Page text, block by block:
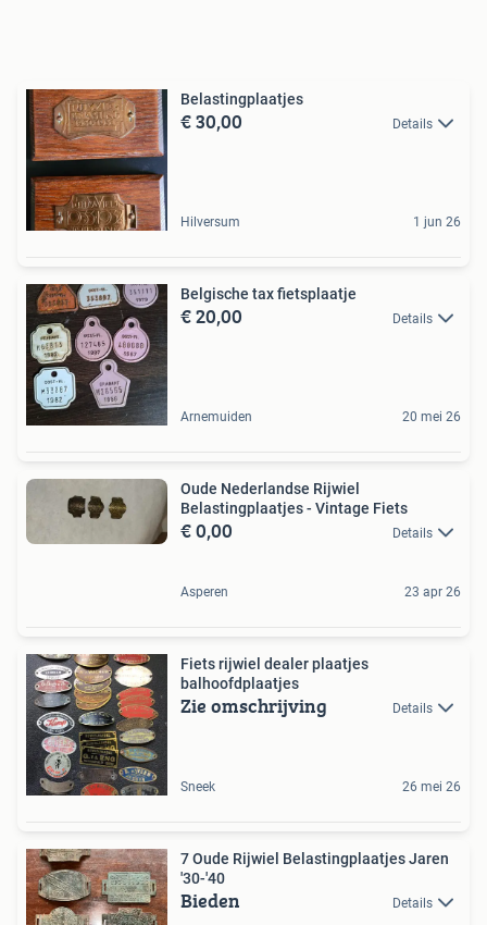
Belastingplaatjes
€ 30,00 Details
Hilversum 1 jun 26
Belgische tax fietsplaatje
€ 20,00 Details
Arnemuiden 20 mei 26
Oude Nederlandse Rijwiel
Belastingplaatjes - Vintage Fiets
€ 0,00 Details
Asperen 23 apr 26
Fiets rijwiel dealer plaatjes
balhoofdplaatjes
Zie omschrijving Details
Sneek 26 mei 26
7 Oude Rijwiel Belastingplaatjes Jaren
'30-'40
Bieden Details